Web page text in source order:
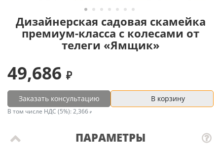
Дизайнерская садовая скамейка
премиум-класса с колесами от
телеги «Ямщик»
ПАРАМЕТРЫ
49,686
Заказать консультацию В корзину
В том числе НДС (5%): 2,366